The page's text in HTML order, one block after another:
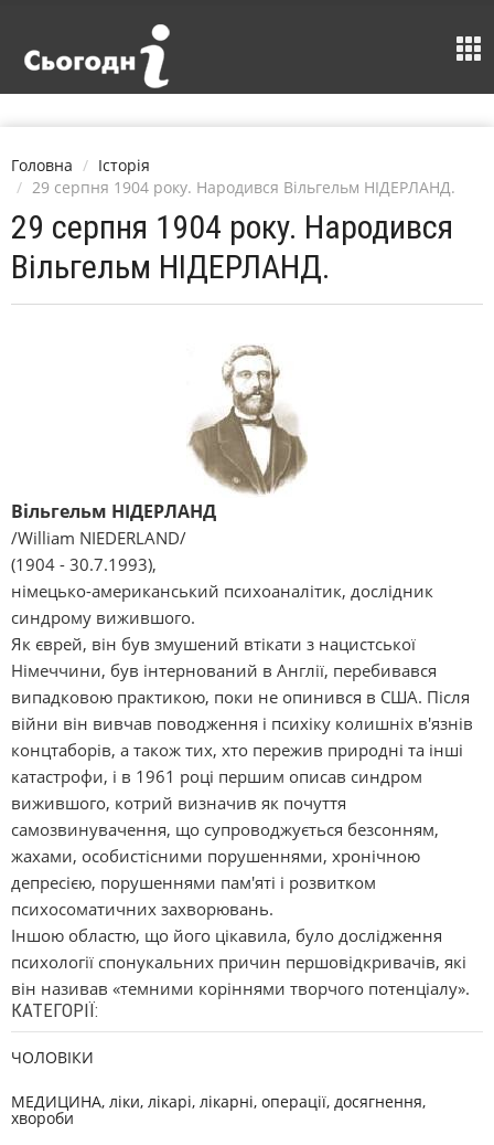
Головна
Історія
29 серпня 1904 року. Народився Вільгельм НІДЕРЛАНД.
29 серпня 1904 року. Народився
Вільгельм НІДЕРЛАНД.
Вільгельм НІДЕРЛАНД
/William NIEDERLAND/
(1904 - 30.7.1993),
німецько-американський психоаналітик, дослідник
синдрому вижившого.
Як єврей, він був змушений втікати з нацистської
Німеччини, був інтернований в Англії, перебивався
випадковою практикою, поки не опинився в США. Після
війни він вивчав поводження і психіку колишніх в'язнів
концтаборів, а також тих, хто пережив природні та інші
катастрофи, і в 1961 році першим описав синдром
вижившого, котрий визначив як почуття
самозвинувачення, що супроводжується безсонням,
жахами, особистісними порушеннями, хронічною
депресією, порушеннями пам'яті і розвитком
психосоматичних захворювань.
Іншою областю, що його цікавила, було дослідження
психології спонукальних причин першовідкривачів, які
він називав «темними коріннями творчого потенціалу».
КАТЕГОРІЇ:
ЧОЛОВІКИ
МЕДИЦИНА, ліки, лікарі, лікарні, операції, досягнення,
хвороби